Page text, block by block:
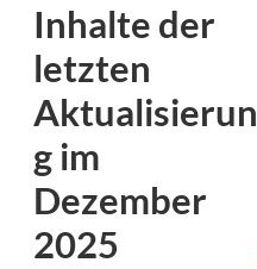
Inhalte der
letzten
Aktualisierun
g im
Dezember
2025